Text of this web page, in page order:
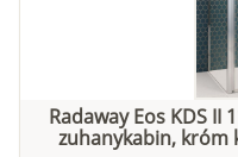
Radaway Eos KDS II
zuhanykabin, króm